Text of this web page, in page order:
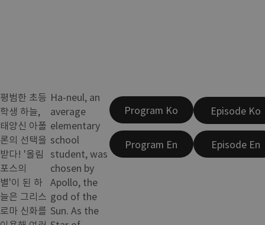
평범한 초등
학생 하늘,
태양신 아폴
론의 선택을
받다! '올림
포스의
별'이 된 하
늘은 그리스
로마 신화를
Ha-neul, an
average
elementary
school
student, was
chosen by
Apollo, the
god of the
Sun. As the
Program Ko
Program En
Episode Ko
Episode En